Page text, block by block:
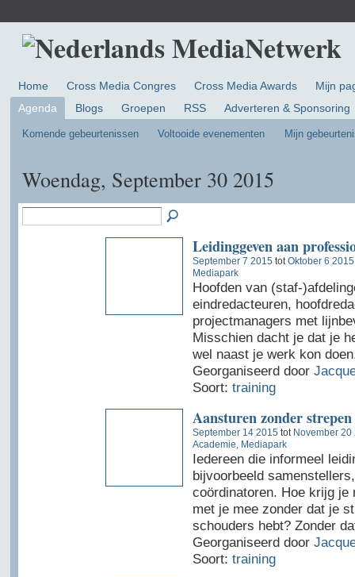
Home Cross Media Congres Cross Media Awards
Mijn
Agenda
Blogs Groepen RSS Adverteren & Sponsoring
Komende gebeurtenissen Voltooide evenementen Mijn
Woendag, September 30 2015
Leidinggeven aan
September 7 2015 totOktober 6 2015
Mediapark
Hoofden van (staf-
eindredacteuren,
projectmanagers met
Misschien dacht je dat je
wel naast je werk kon
Georganiseerd door
Soort: training
Aansturen zonder
September 14 2015 tot November 20
Academie, Mediapark
Iedereen die informeel
bijvoorbeeld
coördinatoren. Hoe krijg je
met je mee zonder dat je
schouders hebt? Zonder
Georganiseerd door
Soort: training